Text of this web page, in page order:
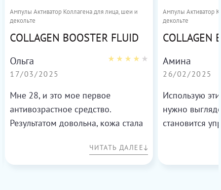
Ампулы Активатор Коллагена для лица, шеи и
декольте
COLLAGEN BOOSTER FLUID
Ольга
17/03/2025
Мне 28, и это мое первое
антивозрастное средство.
Результатом довольна, кожа стала
ЧИТАТЬ ДАЛЕЕ
Ампулы Активатор
декольте
COLLAGEN
Амина
26/02/2025
Использую
нужно
становится